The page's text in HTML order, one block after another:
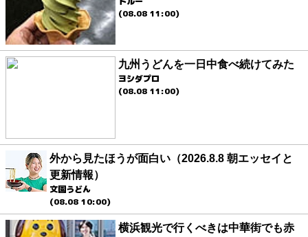
(08.08 11:00)
九州うどんを一日中食べ続けてみた
ヨシダプロ
(08.08 11:00)
外から見たほうが面白い（2026.8.8 朝エッセイと
更新情報）
文園うどん
(08.08 10:00)
横浜観光で行くべきは中華街でも赤